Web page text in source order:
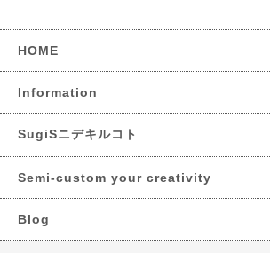
HOME
Information
SugiSニデキルコト
Semi-custom your creativity
Blog